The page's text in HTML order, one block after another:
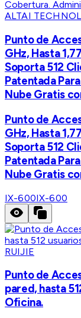
ALTAI
Punto de
GHz, Hasta
Soporta 512
Patentada
Nube Gratis
Punto de
GHz, Hasta
Soporta 512
Patentada
Nube Gratis
IX-600IX-600
RUIJIE
Punto de
pared, hasta
Oficina.